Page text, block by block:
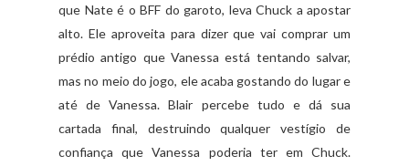
que Nate é o BFF do garoto, leva Chuck a apostar
alto. Ele aproveita para dizer que vai comprar um
prédio antigo que Vanessa está tentando salvar,
mas no meio do jogo, ele acaba gostando do lugar e
até de Vanessa. Blair percebe tudo e dá sua
cartada final, destruindo qualquer vestígio de
confiança que Vanessa poderia ter em Chuck.